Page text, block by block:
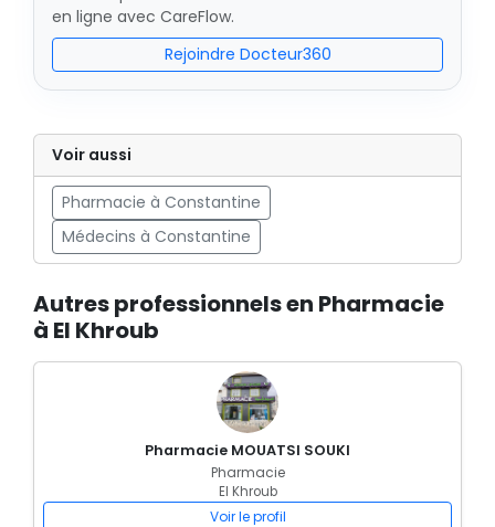
en ligne avec CareFlow.
Rejoindre Docteur360
Voir aussi
Pharmacie à Constantine
Médecins à Constantine
Autres professionnels en Pharmacie
à El Khroub
Pharmacie MOUATSI SOUKI
Pharmacie
El Khroub
Voir le profil